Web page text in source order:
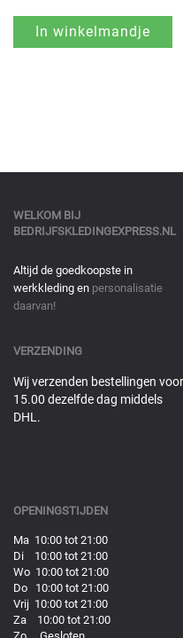
WELKOM BIJ
BEDRIJFSKLEDINGEXPRESS.NL
Altijd de goedkoopste in
werkkleding en personalisatie
daarvan!
VERZENDING
Wij verzenden bestellingen voor
15.00 dezelfde dag middels
DHL.
OPENINGSTIJDEN
Ma 10:00 tot 21:00
Di 10:00 tot 21:00
Wo 10:00 tot 21:00
Do 10:00 tot 21:00
Vrij 10:00 tot 21:00
Za 10:00 tot 21:00